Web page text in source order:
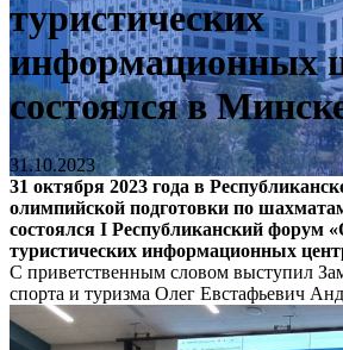
туристических
информационных
состоялся в
31.10.2023
31 октября 2023 года в
олимпийской подготовки по
состоялся I Республиканский форум
туристических информационных
С приветственным словом выступил
спорта и туризма Олег Евстафьевич